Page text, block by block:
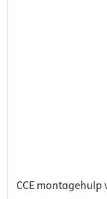
CCE montagehulp